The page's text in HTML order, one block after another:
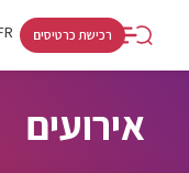
רכישת כרטיסים
אירועים